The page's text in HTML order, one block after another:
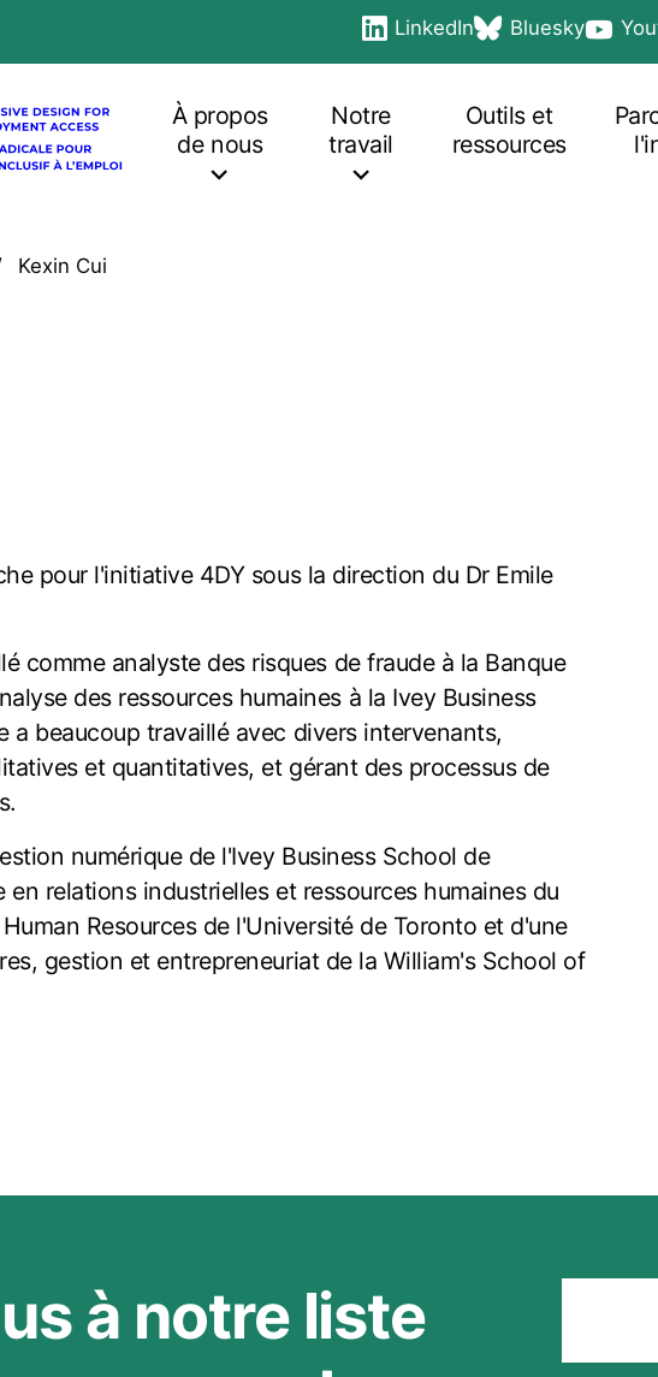
Social
links
LinkedIn
opens in a new tabBluesky
opens in a new tab
opens
navigationÀ propos
de nous
Notre
travail
Outils et
ressources
Kexin Cui
pour l'initiative 4DY sous la direction du Dr Emile
comme analyste des risques de fraude à la Banque
des ressources humaines à la Ivey Business
a beaucoup travaillé avec divers intervenants,
et quantitatives, et gérant des processus de
numérique de l'Ivey Business School de
relations industrielles et ressources humaines du
Resources de l'Université de Toronto et d'une
gestion et entrepreneuriat de la William's School of
à notre liste